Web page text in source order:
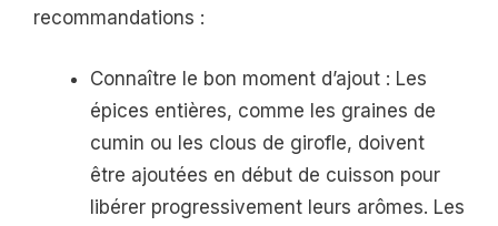
recommandations :
Connaître le bon moment d’ajout : Les
épices entières, comme les graines de
cumin ou les clous de girofle, doivent
être ajoutées en début de cuisson pour
libérer progressivement leurs arômes. Les